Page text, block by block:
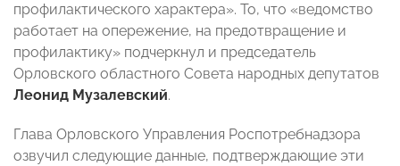
профилактического характера». То, что «ведомство
работает на опережение, на предотвращение и
профилактику» подчеркнул и председатель
Орловского областного Совета народных депутатов
Леонид Музалевский.
Глава Орловского Управления Роспотребнадзора
озвучил следующие данные, подтверждающие эти